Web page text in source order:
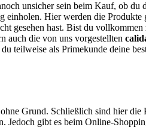
unsicher sein beim Kauf, ob du
einholen. Hier werden die
gesehen hast. Bist du
auch die von uns vorgestellten
teilweise als Primekunde deine
Grund. Schließlich sind hier
Jedoch gibt es beim Online-